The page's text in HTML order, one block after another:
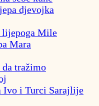
djevojka
Mile
Mara
da tražimo
Ivo i Turci Sarajlije